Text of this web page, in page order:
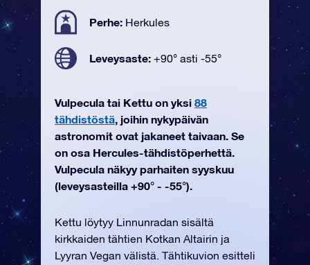
Perhe: Herkules
Leveysaste: +90° asti -55°
Vulpecula tai Kettu on yksi 88
tähdistöstä, joihin nykypäivän
astronomit ovat jakaneet taivaan. Se
on osa Hercules-tähdistöperhettä.
Vulpecula näkyy parhaiten syyskuu
(leveysasteilla +90° - -55°).
Kettu löytyy Linnunradan sisältä
kirkkaiden tähtien Kotkan Altairin ja
Lyyran Vegan välistä. Tähtikuvion esitteli